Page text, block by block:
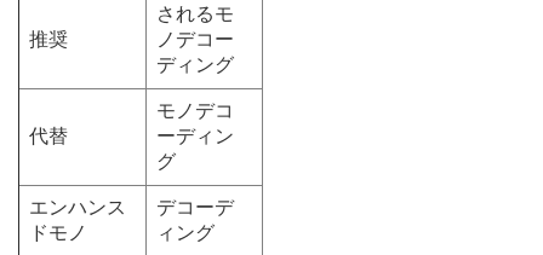
推奨
されるモ
ノデコー
ディング
代替
モノデコ
ーディン
グ
エンハンス
ドモノ
デコーデ
ィング